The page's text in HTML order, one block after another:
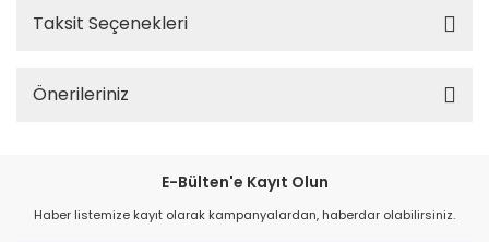
Taksit Seçenekleri
Önerileriniz
E-Bülten'e Kayıt Olun
Haber listemize kayıt olarak kampanyalardan, haberdar olabilirsiniz.